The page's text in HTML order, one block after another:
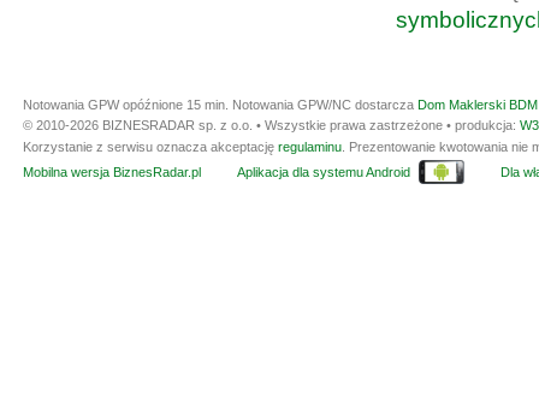
Notowania GPW opóźnione 15 min. Notowania GPW/NC dostarcza Dom Maklerski
© 2010-2026 BIZNESRADAR sp. z o.o. • Wszystkie prawa zastrzeżone • produkcja:
Korzystanie z serwisu oznacza akceptację regulaminu. Prezentowanie kwotowania nie
Mobilna wersja BiznesRadar.pl
Aplikacja dla systemu Android Dla